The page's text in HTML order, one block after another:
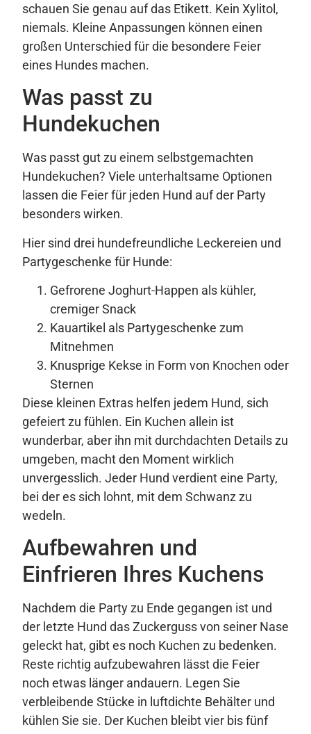
schauen Sie genau auf das Etikett. Kein Xylitol,
niemals. Kleine Anpassungen können einen
großen Unterschied für die besondere Feier
eines Hundes machen.
Was passt zu
Hundekuchen
Was passt gut zu einem selbstgemachten
Hundekuchen? Viele unterhaltsame Optionen
lassen die Feier für jeden Hund auf der Party
besonders wirken.
Hier sind drei hundefreundliche Leckereien und
Partygeschenke für Hunde:
Gefrorene Joghurt-Happen als kühler,
cremiger Snack
Kauartikel als Partygeschenke zum
Mitnehmen
Knusprige Kekse in Form von Knochen oder
Sternen
Diese kleinen Extras helfen jedem Hund, sich
gefeiert zu fühlen. Ein Kuchen allein ist
wunderbar, aber ihn mit durchdachten Details zu
umgeben, macht den Moment wirklich
unvergesslich. Jeder Hund verdient eine Party,
bei der es sich lohnt, mit dem Schwanz zu
wedeln.
Aufbewahren und
Einfrieren Ihres Kuchens
Nachdem die Party zu Ende gegangen ist und
der letzte Hund das Zuckerguss von seiner Nase
geleckt hat, gibt es noch Kuchen zu bedenken.
Reste richtig aufzubewahren lässt die Feier
noch etwas länger andauern. Legen Sie
verbleibende Stücke in luftdichte Behälter und
kühlen Sie sie. Der Kuchen bleibt vier bis fünf